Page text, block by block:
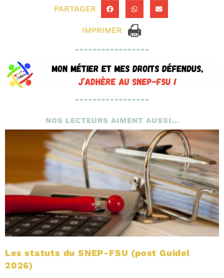
PARTAGER
IMPRIMER
NOS LECTEURS AIMENT AUSSI...
Les statuts du SNEP-FSU (post Guidel
2026)